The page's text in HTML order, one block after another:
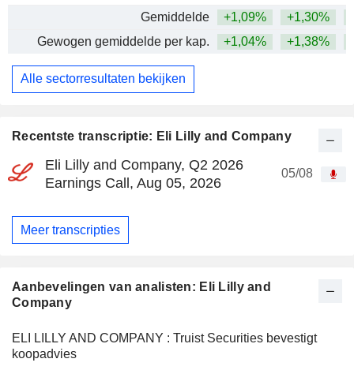
Recentste transcriptie: Eli Lilly and Company
Eli Lilly and Company, Q2 2026
Earnings Call, Aug 05, 2026
05/08
Meer transcripties
Aanbevelingen van analisten: Eli Lilly and
Company
ELI LILLY AND COMPANY : Truist Securities bevestigt
koopadvies
Gemiddelde
+1,09% +1,30%
Gewogen gemiddelde per kap.
+1,04% +1,38%
Alle sectorresultaten bekijken